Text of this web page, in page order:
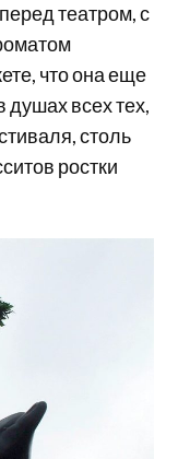
театром, с
что она еще
душах всех тех,
столь
ростки